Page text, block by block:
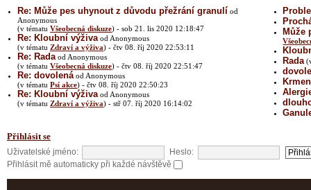
Re: Může pes uhynout z důvodu přežrání granulí od
Anonymous
(v tématu Všeobecná diskuze) - sob 21. lis 2020 12:18:47
Re: Kloubní výživa od Anonymous
(v tématu Zdraví a výživa) - čtv 08. říj 2020 22:53:11
Re: Rada od Anonymous
(v tématu Všeobecná diskuze) - čtv 08. říj 2020 22:51:47
Re: dovolená od Anonymous
(v tématu Psí akce) - čtv 08. říj 2020 22:50:23
Re: Kloubní výživa od Anonymous
(v tématu Zdraví a výživa) - stř 07. říj 2020 16:14:02
Může
Rada
Přihlásit se
Uživatelské jméno:
Heslo:
Přihlásit mě automaticky při každé návštěvě